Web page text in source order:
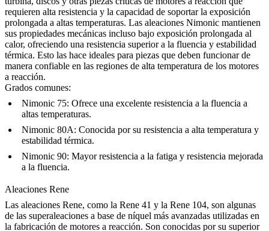
requieren alta resistencia y la capacidad de soportar la exposición
prolongada a altas temperaturas. Las aleaciones Nimonic mantienen
sus propiedades mecánicas incluso bajo exposición prolongada al
calor, ofreciendo una resistencia superior a la fluencia y estabilidad
térmica. Esto las hace ideales para piezas que deben funcionar de
manera confiable en las regiones de alta temperatura de los motores
a reacción.
Grados comunes:
Nimonic 75: Ofrece una excelente resistencia a la fluencia a
altas temperaturas.
Nimonic 80A: Conocida por su resistencia a alta temperatura y
estabilidad térmica.
Nimonic 90: Mayor resistencia a la fatiga y resistencia mejorada
a la fluencia.
Aleaciones Rene
Las aleaciones Rene, como la Rene 41 y la Rene 104, son algunas
de las superaleaciones a base de níquel más avanzadas utilizadas en
la fabricación de motores a reacción. Son conocidas por su superior